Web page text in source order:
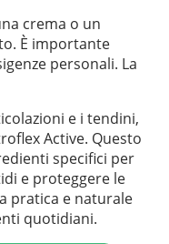
crema o un
È importante
personali. La
e i tendini,
Active. Questo
specifici per
e proteggere le
pratica e naturale
quotidiani.